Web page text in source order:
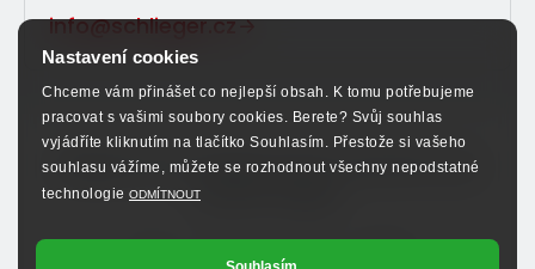
Nastavení cookies
Chceme vám přinášet co nejlepší obsah. K tomu potřebujeme
pracovat s vašimi soubory cookies. Berete? Svůj souhlas
vyjádříte kliknutím na tlačítko Souhlasím. Přestože si vašeho
souhlasu vážíme, můžete se rozhodnout všechny nepodstatné
technologie ODMÍTNOUT
info@schlieger.cz
Sledujte nás na sociálních sítích a nenechte si ujít
výhodné nabídky.